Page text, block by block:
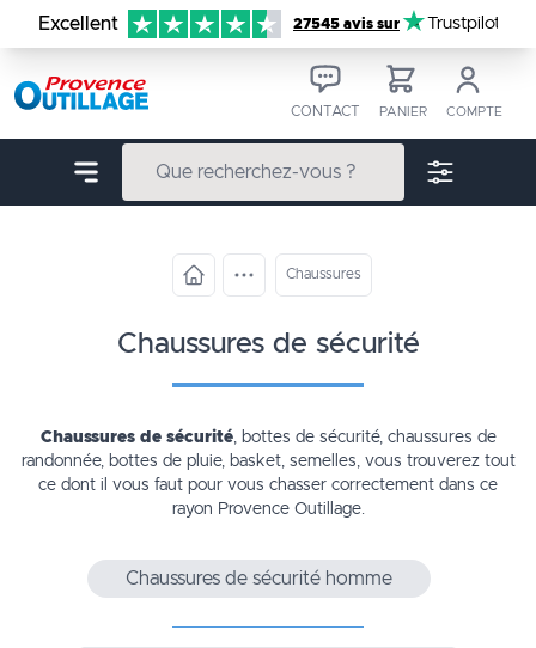
Aller au contenu
Excellent 27545 avis sur Trustpilot
CONTACT PANIER COMPTE
Chaussures
chaussures de sécurité
Chaussures de sécurité, bottes de sécurité, chaussures de
randonnée, bottes de pluie, basket, semelles, vous trouverez tout
ce dont il vous faut pour vous chasser correctement dans ce
rayon Provence Outillage.
Chaussures de sécurité homme